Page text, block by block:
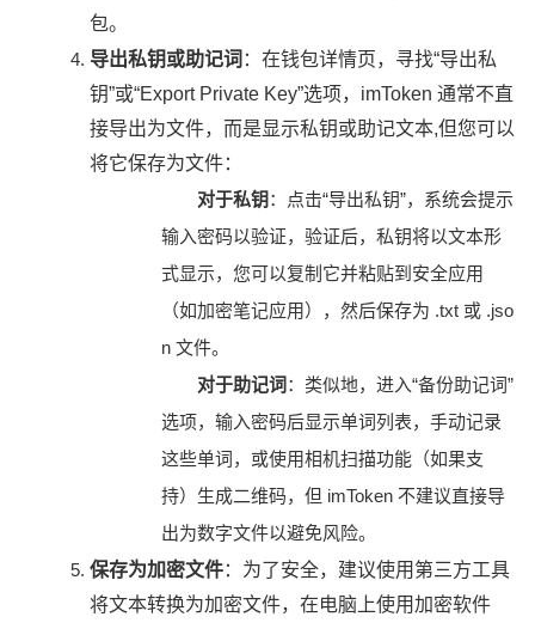
包。
导出私钥或助记词 ：在钱包详情页，寻找“导出私
钥”或“Export Private Key”选项，imToken 通常不直
接导出为文件，而是显示私钥或助记文本,但您可以
将它保存为文件：
对于私钥 ：点击“导出私钥”，系统会提示
输入密码以验证，验证后，私钥将以文本形
式显示，您可以复制它并粘贴到安全应用
（如加密笔记应用），然后保存为 .txt 或 .jso
n 文件。
对于助记词 ：类似地，进入“备份助记词”
选项，输入密码后显示单词列表，手动记录
这些单词，或使用相机扫描功能（如果支
持）生成二维码，但 imToken 不建议直接导
出为数字文件以避免风险。
保存为加密文件：为了安全，建议使用第三方工具
将文本转换为加密文件，在电脑上使用加密软件